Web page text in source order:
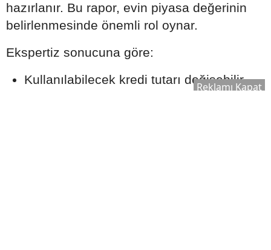
hazırlanır. Bu rapor, evin piyasa değerinin
belirlenmesinde önemli rol oynar.
Ekspertiz sonucuna göre:
Kullanılabilecek kredi tutarı değişebilir.
Reklamı Kapat